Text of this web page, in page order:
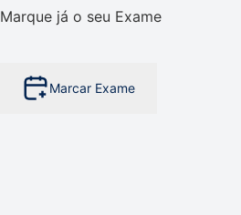
Marque já o seu Exame
Marcar Exame